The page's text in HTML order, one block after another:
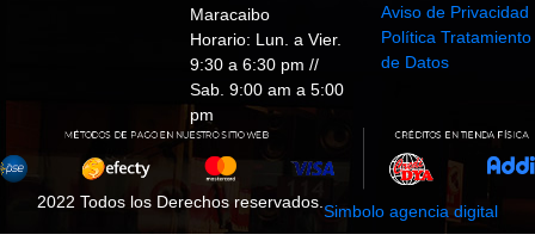
Maracaibo
Horario: Lun. a Vier.
9:30 a 6:30 pm //
Sab. 9:00 am a 5:00
pm
Aviso de Privacidad
Política Tratamiento
de Datos
2022 Todos los Derechos reservados. Simbolo agencia digital